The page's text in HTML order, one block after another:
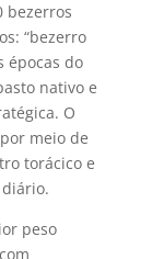
bezerros
“bezerro
épocas do
nativo e
O
meio de
torácico e
peso